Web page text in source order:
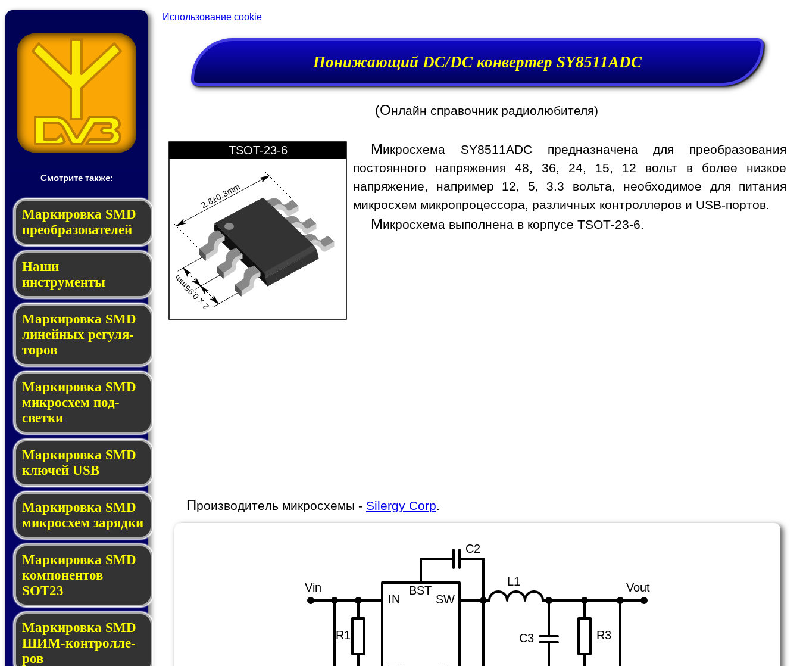
Смотрите также:
Мар­ки­ров­ка SMD
пре­об­ра­зо­ва­те­лей
Наши
инструменты
Маркировка SMD
ли­ней­ных ре­гу­ля­
то­ров
Маркировка SMD
мик­ро­схем под­
свет­ки
Маркировка SMD
клю­чей USB
Маркировка SMD
мик­рос­хем за­ряд­ки
Маркировка SMD
ком­по­нен­тов
SOT23
Маркировка SMD
ШИМ-кон­трол­ле­
ров
Использование cookie
Понижающий DC/DC конвертер SY8511ADC
(Онлайн справочник радиолюбителя)
2.8±0.3mm
2 x 0.95mm
TSOT-23-6 Микросхема SY8511ADC предназначена для преобразования
постоянного напряжения 48, 36, 24, 15, 12 вольт в более низкое
напряжение, например 12, 5, 3.3 вольта, необходимое для питания
микросхем микропроцессора, различных контроллеров и USB-портов.
Микросхема выполнена в корпусе TSOT-23-6.
Производитель микросхемы - Silergy Corp
R3
L1
Vin
Vout
IN
SW
BST
C2
R1 C3